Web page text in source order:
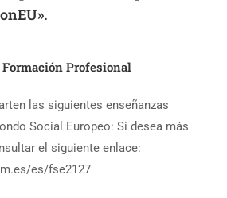
Formación Profesional
las siguientes enseñanzas
Social Europeo: Si desea más
el siguiente enlace:
es/fse2127